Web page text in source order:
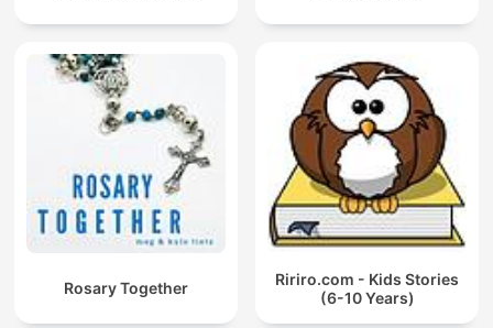
Rosary Together
Ririro.com - Kids Stories
(6-10 Years)